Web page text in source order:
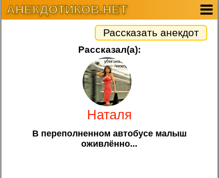
АНЕКДОТИКОВ.НЕТ
Рассказать анекдот
Рассказал(а):
Наталя
В переполненном автобусе малыш
оживлённо...